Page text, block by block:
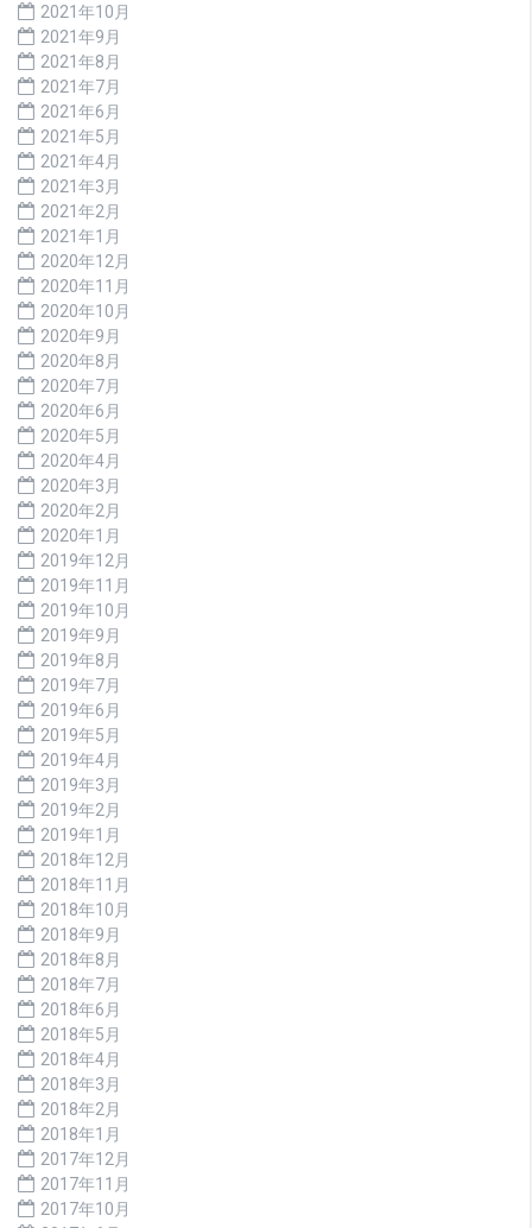
2021年10月
2021年9月
2021年8月
2021年7月
2021年6月
2021年5月
2021年4月
2021年3月
2021年2月
2021年1月
2020年12月
2020年11月
2020年10月
2020年9月
2020年8月
2020年7月
2020年6月
2020年5月
2020年4月
2020年3月
2020年2月
2020年1月
2019年12月
2019年11月
2019年10月
2019年9月
2019年8月
2019年7月
2019年6月
2019年5月
2019年4月
2019年3月
2019年2月
2019年1月
2018年12月
2018年11月
2018年10月
2018年9月
2018年8月
2018年7月
2018年6月
2018年5月
2018年4月
2018年3月
2018年2月
2018年1月
2017年12月
2017年11月
2017年10月